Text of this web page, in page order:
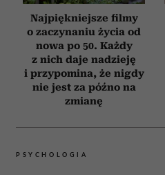
Najpiękniejsze filmy
o zaczynaniu życia od
nowa po 50. Każdy
z nich daje nadzieję
i przypomina, że nigdy
nie jest za późno na
zmianę
PSYCHOLOGIA